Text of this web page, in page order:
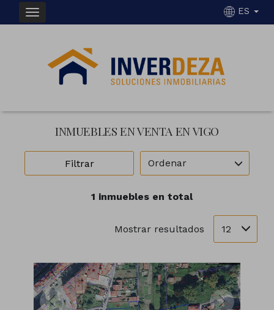
ES
INMUEBLES EN VENTA EN VIGO
Filtrar Ordenar
1 inmuebles en total
Mostrar resultados 12